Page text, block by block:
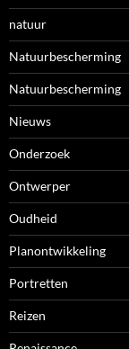
natuur
Natuurbescherming
Natuurbescherming
Nieuws
Onderzoek
Ontwerper
Oudheid
Planontwikkeling
Portretten
Reizen